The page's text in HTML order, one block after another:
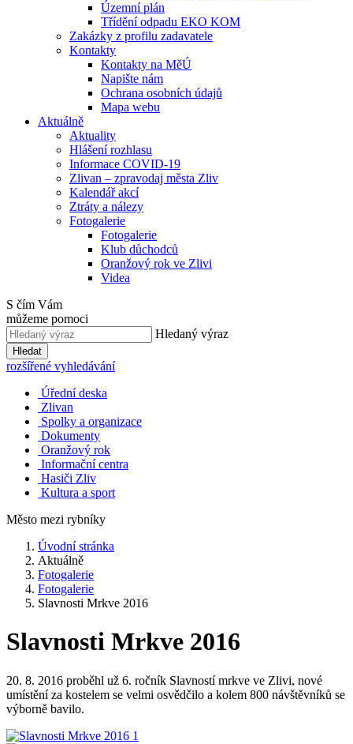
Územní plán
Třídění odpadu EKO KOM
Zakázky z profilu zadavatele
Kontakty
Kontakty na MěÚ
Napište nám
Ochrana osobních údajů
Mapa webu
Aktuálně
Aktuality
Hlášení rozhlasu
Informace COVID-19
Zlivan – zpravodaj města Zliv
Kalendář akcí
Ztráty a nálezy
Fotogalerie
Fotogalerie
Klub důchodců
Oranžový rok ve Zlivi
Videa
S čím Vám
můžeme pomoci
Hledaný výraz
Hledat
rozšířené vyhledávání
Úřední deska
Zlivan
Spolky a organizace
Dokumenty
Oranžový rok
Informační centra
Hasiči Zliv
Kultura a sport
Město mezi rybníky
Úvodní stránka
Aktuálně
Fotogalerie
Fotogalerie
Slavnosti Mrkve 2016
Slavnosti Mrkve 2016
20. 8. 2016 proběhl už 6. ročník Slavností mrkve ve Zlivi, nové
umístění za kostelem se velmi osvědčilo a kolem 800 návštěvníků se
výborně bavilo.